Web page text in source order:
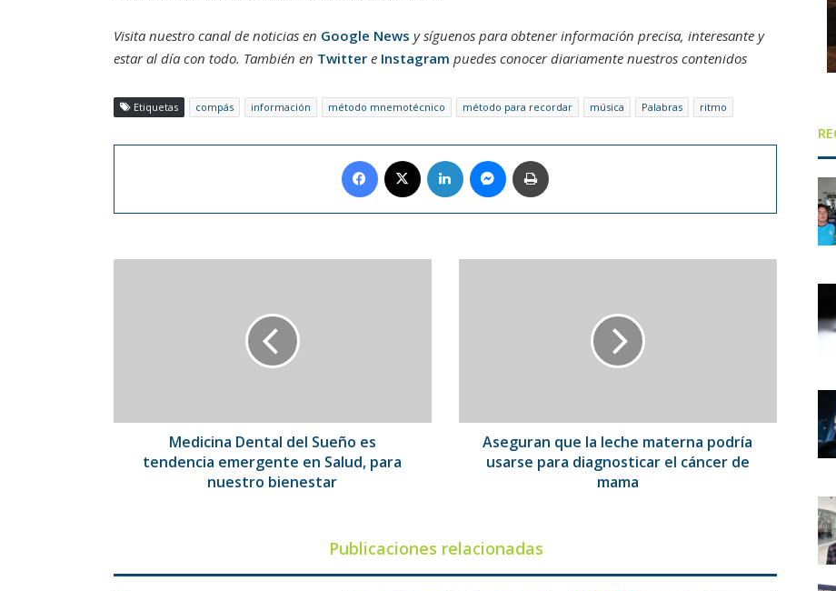
Visita nuestro canal de noticias en Google News y síguenos para obtener información precisa, interesante y
estar al día con todo. También en Twittere Instagram puedes conocer diariamente nuestros contenidos
Etiquetas compás información método mnemotécnico método para recordar música Palabras ritmo
Facebook LinkedIn Messenger
Salud,
nuestro
Medicina Dental del Sueño es
tendencia emergente en Salud, para
nuestro bienestar
diagnosticar
cáncer
Aseguran que la leche materna podría
usarse para diagnosticar el cáncer de
mama
Publicaciones relacionadas